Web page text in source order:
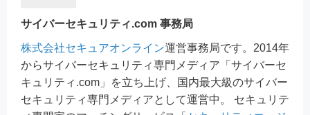
サイバーセキュリティ.com 事務局
株式会社セキュアオンライン運営事務局です。2014年
からサイバーセキュリティ専門メディア「サイバーセ
キュリティ.com」を立ち上げ、国内最大級のサイバー
セキュリティ専門メディアとして運営中。 セキュリテ